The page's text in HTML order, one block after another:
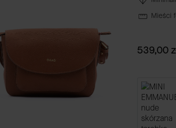
Mieści
Cena
539,00